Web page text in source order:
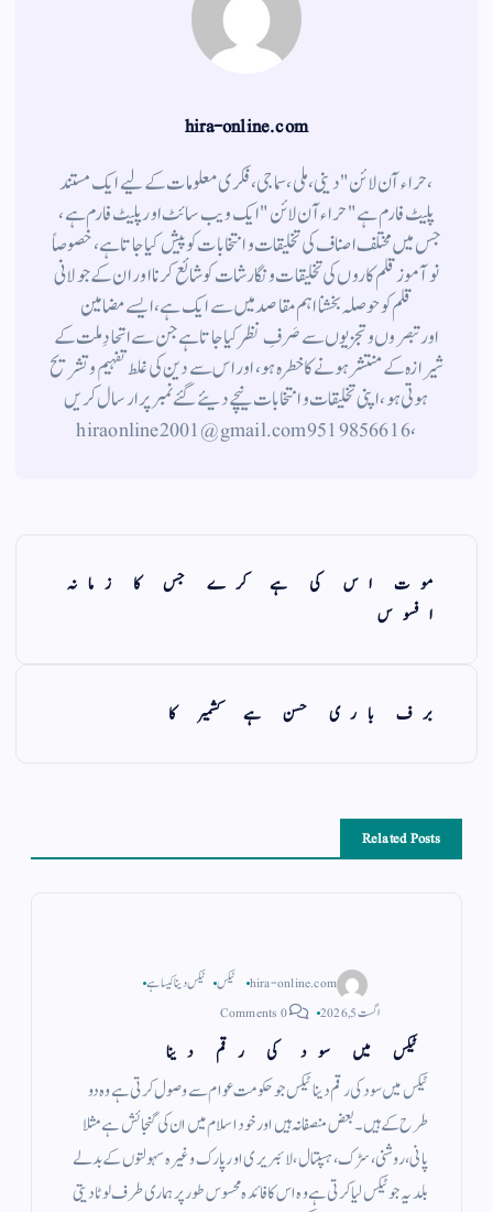
hira-online.com
،حراء آن لائن" دینی ، ملی ، سماجی ، فکری معلومات کے لیے ایک مستند
پلیٹ فارم ہے " حراء آن لائن " ایک ویب سائٹ اور پلیٹ فارم ہے ،
جس میں مختلف اصناف کی تخلیقات و انتخابات کو پیش کیا جاتا ہے ، خصوصاً
نوآموز قلم کاروں کی تخلیقات و نگارشات کو شائع کرنا اور ان کے جولانی
قلم کوحوصلہ بخشنا اہم مقاصد میں سے ایک ہے ، ایسے مضامین
اورتبصروں وتجزیوں سے صَرفِ نظر کیا جاتاہے جن سے اتحادِ ملت کے
شیرازہ کے منتشر ہونے کاخطرہ ہو ، اور اس سے دین کی غلط تفہیم وتشریح
ہوتی ہو، اپنی تخلیقات و انتخابات نیچے دیئے گئے نمبر پر ارسال کریں
، 9519856616 hiraonline2001@gmail.com
موت اس کی ہے کرے جس کا زمانہ
افسوس
برف باری حسن ہے کشمیر کا
Related Posts
hira-online.com ٹیکس ٹیکس دینا کیسا ہے
اگست 5, 2026
0 Comments
ٹیکس میں سود کی رقم دینا
ٹیکس میں سود کی رقم دینا ٹیکس جو حکومت عوام سے وصول کرتی ہے وہ دو
طرح کے ہیں ۔ بعض منصفانہ ہیں اور خود اسلام میں ان کی گنجائش ہے مثلا
پانی ، روشنی ، سڑک ، ہسپتال ، لائبریری اور پارک وغیرہ سہولتوں کے بدلے
بلدیہ جو ٹیکس لیا کرتی ہے وہ اس کا فائدہ محسوس طور پر ہماری طرف لوٹا دیتی